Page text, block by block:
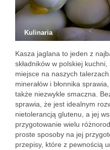
Kulinaria
Kasza jaglana to jeden z
składników w polskiej
miejsce na naszych
minerałów i błonnika
także niezwykle smaczna.
sprawia, że jest idealnym
nietolerancją glutenu, a jej
przygotowanie wielu
proste sposoby na jej
przepisy, które z pewnością